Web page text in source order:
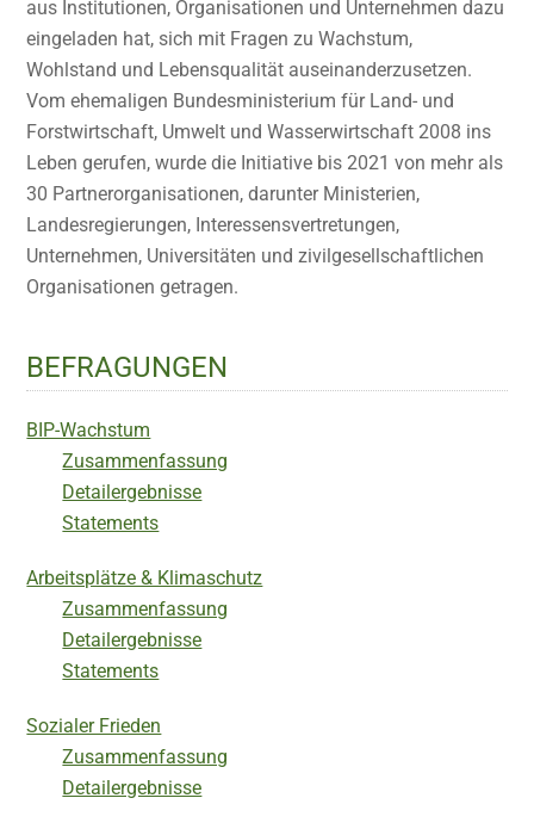
aus Institutionen, Organisationen und Unternehmen dazu
eingeladen hat, sich mit Fragen zu Wachstum,
Wohlstand und Lebensqualität auseinanderzusetzen.
Vom ehemaligen Bundesministerium für Land- und
Forstwirtschaft, Umwelt und Wasserwirtschaft 2008 ins
Leben gerufen, wurde die Initiative bis 2021 von mehr als
30 Partnerorganisationen, darunter Ministerien,
Landesregierungen, Interessensvertretungen,
Unternehmen, Universitäten und zivilgesellschaftlichen
Organisationen getragen.
BEFRAGUNGEN
BIP-Wachstum
Zusammenfassung
Detailergebnisse
Statements
Arbeitsplätze & Klimaschutz
Zusammenfassung
Detailergebnisse
Statements
Sozialer Frieden
Zusammenfassung
Detailergebnisse